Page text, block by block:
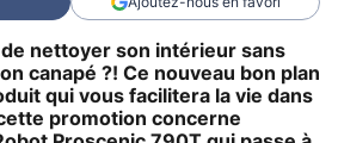
nettoyer son intérieur sans
canapé ?! Ce nouveau bon plan
qui vous facilitera la vie dans
promotion concerne